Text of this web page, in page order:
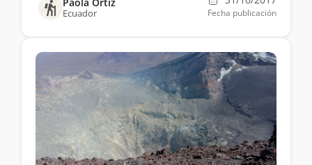
Ecuador Fecha publicación